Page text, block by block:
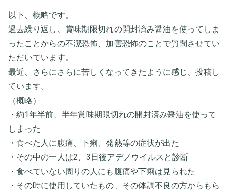
以下、概略です。
過去繰り返し、賞味期限切れの開封済み醤油を使ってしま
ったことからの不潔恐怖、加害恐怖のことで質問させてい
ただいています。
最近、さらにさらに苦しくなってきたように感じ、投稿し
ています。
（概略）
・約1年半前、半年賞味期限切れの開封済み醤油を使って
しまった
・食べた人に腹痛、下痢、発熱等の症状が出た
・その中の一人は2、3日後アデノウイルスと診断
・食べていない周りの人にも腹痛や下痢は見られた
・その時に使用していたもの、その体調不良の方からもら